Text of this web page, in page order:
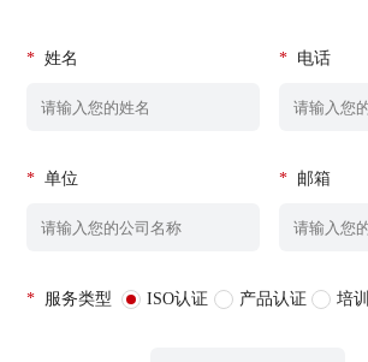
* 姓名 * 电话
* 单位 * 邮箱
* 服务类型 ISO认证 产品认证 培